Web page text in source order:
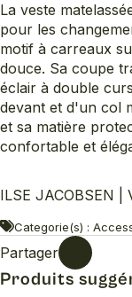
La veste
pour les
motif à carreaux
douce. Sa coupe
éclair à double
devant et d'un col
et sa matière
confortable et
ILSE JACOBSEN |
Categorie(s) :
Partager
Produits